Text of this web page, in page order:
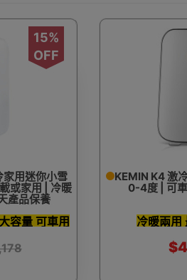
豆漿機/破壁機 迷你雪櫃
電蒸爐
高速壓力煲
15%
OFF
用迷你小雪
或家用 | 冷暖
產品保養
容量 可車用
KEMIN K4 激
0-4度 | 可
冷暖兩用